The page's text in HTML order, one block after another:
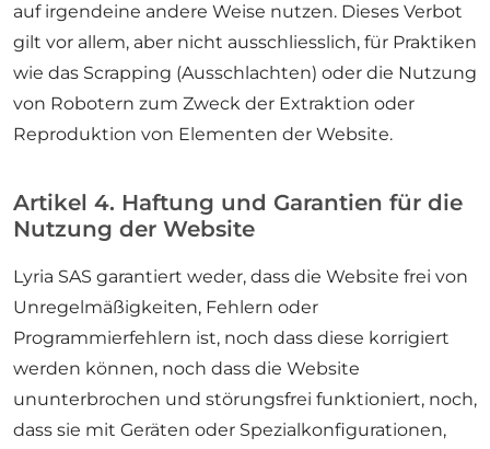
auf irgendeine andere Weise nutzen. Dieses Verbot
gilt vor allem, aber nicht ausschliesslich, für Praktiken
wie das Scrapping (Ausschlachten) oder die Nutzung
von Robotern zum Zweck der Extraktion oder
Reproduktion von Elementen der Website.
Artikel 4. Haftung und Garantien für die
Nutzung der Website
Lyria SAS garantiert weder, dass die Website frei von
Unregelmäßigkeiten, Fehlern oder
Programmierfehlern ist, noch dass diese korrigiert
werden können, noch dass die Website
ununterbrochen und störungsfrei funktioniert, noch,
dass sie mit Geräten oder Spezialkonfigurationen,